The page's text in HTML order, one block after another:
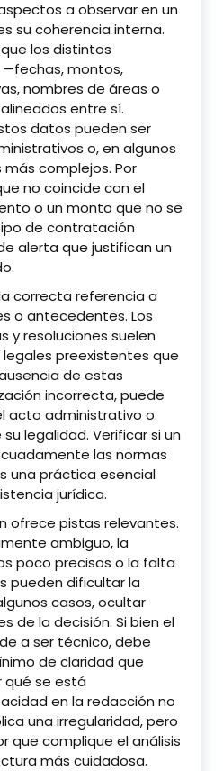
a observar en un
su coherencia interna.
los distintos
montos,
nombres de áreas o
entre sí.
datos pueden ser
o, en algunos
complejos. Por
no coincide con el
o un monto que no se
de contratación
alerta que justifican un
correcta referencia a
o antecedentes. Los
y resoluciones suelen
preexistentes que
de estas
incorrecta, puede
acto administrativo o
legalidad. Verificar si un
las normas
una práctica esencial
jurídica.
ofrece pistas relevantes.
ambiguo, la
poco precisos o la falta
pueden dificultar la
casos, ocultar
de la decisión. Si bien el
a ser técnico, debe
de claridad que
se está
en la redacción no
una irregularidad, pero
que complique el análisis
más cuidadosa.